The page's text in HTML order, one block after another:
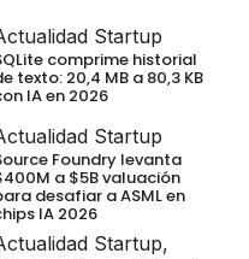
Startup
comprime historial
texto: 20,4 MB a 80,3 KB
IA en 2026
Startup
Foundry levanta
a $5B valuación
desafiar a ASML en
IA 2026
Startup,